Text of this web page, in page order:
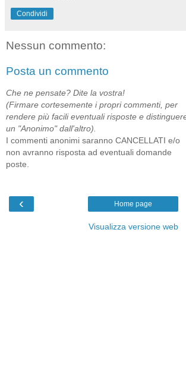
Condividi
Nessun commento:
Posta un commento
Che ne pensate? Dite la vostra!
(Firmare cortesemente i propri commenti, per
rendere più facili eventuali risposte e
un "Anonimo" dall'altro).
I commenti anonimi saranno CANCELLATI e/o
non avranno risposta ad eventuali domande
poste.
‹ Home page
Visualizza versione web